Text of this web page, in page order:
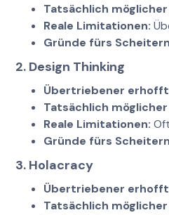
Tatsächlich
Reale Limitationen:
Gründe fürs
2. Design Thinking
Übertriebener
Tatsächlich
Reale Limitationen:
Gründe fürs
3. Holacracy
Übertriebener
Tatsächlich